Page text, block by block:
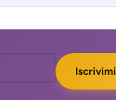
Iscrivimi